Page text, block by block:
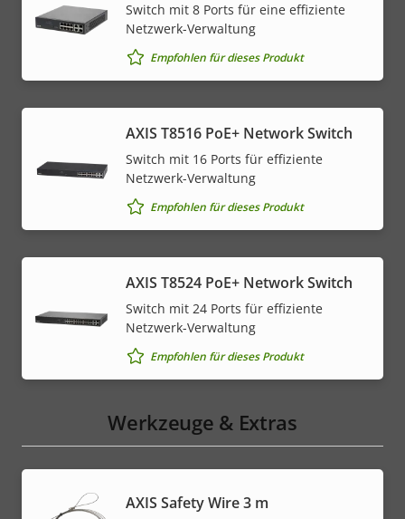
Switch mit 8 Ports für eine effiziente
Netzwerk-Verwaltung
Empfohlen für dieses Produkt
AXIS T8516 PoE+ Network Switch
Switch mit 16 Ports für effiziente
Netzwerk-Verwaltung
Empfohlen für dieses Produkt
AXIS T8524 PoE+ Network Switch
Switch mit 24 Ports für effiziente
Netzwerk-Verwaltung
Empfohlen für dieses Produkt
Werkzeuge & Extras
AXIS Safety Wire 3 m